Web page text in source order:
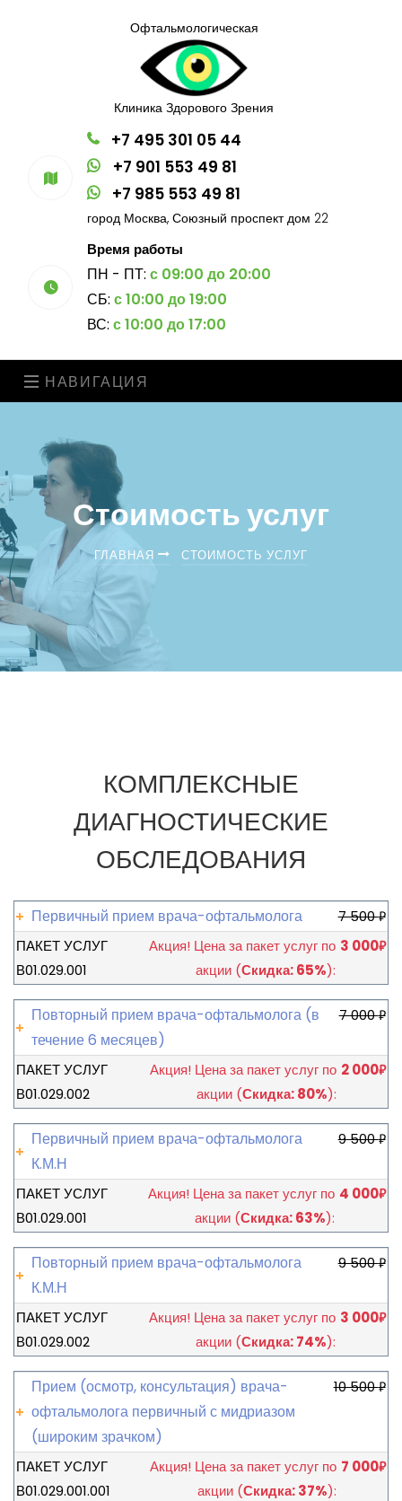
Офтальмологическая
Клиника Здорового Зрения
+7 495 301 05 44
+7 901 553 49 81
+7 985 553 49 81
город Москва, Союзный проспект дом 22
Время работы
ПН - ПТ: с 09:00 до 20:00
СБ: с 10:00 до 19:00
ВС: с 10:00 до 17:00
НАВИГАЦИЯ
Стоимость услуг
ГЛАВНАЯ СТОИМОСТЬ УСЛУГ
КОМПЛЕКСНЫЕ
ДИАГНОСТИЧЕСКИЕ
ОБСЛЕДОВАНИЯ
Первичный прием врача-офтальмолога 7 500₽
ПАКЕТ УСЛУГ
В01.029.001
Акция! Цена за пакет услуг по
акции (Скидка: 65%):
3 000₽
Повторный прием врача-офтальмолога (в
течение 6 месяцев)
7 000₽
ПАКЕТ УСЛУГ
В01.029.002
Акция! Цена за пакет услуг по
акции (Скидка: 80%):
2 000₽
Первичный прием врача-офтальмолога
К.М.Н
9 500₽
ПАКЕТ УСЛУГ
В01.029.001
Акция! Цена за пакет услуг по
акции (Скидка: 63%):
4 000₽
Повторный прием врача-офтальмолога
К.М.Н
9 500₽
ПАКЕТ УСЛУГ
В01.029.002
Акция! Цена за пакет услуг по
акции (Скидка: 74%):
3 000₽
Прием (осмотр, консультация) врача-
офтальмолога первичный с мидриазом
(широким зрачком)
10 500₽
ПАКЕТ УСЛУГ
В01.029.001.001
Акция! Цена за пакет услуг по
акции (Скидка: 37%):
7 000₽